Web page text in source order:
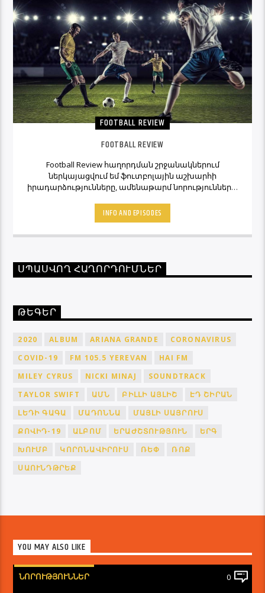
FOOTBALL REVIEW
FOOTBALL REVIEW
Football Review հաղորդման շրջանակներում
ներկայացվում եմ ֆուտբոլային աշխարհի
իրադարձությունները, ամենաթարմ նորությունները,
տեսակետները։ Հետևեք Լավագույնի եթերին եւ
Ֆուտբոլ Ռիվյու հաղորդաշարի միջոցով մշտապես
կլինեք ֆուտբոլային աշխարհի կիզակետում։
INFO AND EPISODES
ՍՊԱՍՎՈՂ ՀԱՂՈՐԴՈՒՄՆԵՐ
ԹԵԳԵՐ
2020 ALBUM ARIANA GRANDE
CORONAVIRUS
COVID-19
FM 105.5 YEREVAN
HAI FM
MILEY CYRUS
NICKI MINAJ
SOUNDTRACK
TAYLOR SWIFT
ԱՄՆ ԲԻԼԼԻ ԱՅԼԻՇ
ԷԴ ՇԻՐԱՆ
ԼԵԴԻ ԳԱԳԱ
ՄԱԴՈՆՆԱ
ՄԱՅԼԻ ՍԱՅՐՈՒՍ
ՔՈՎԻԴ-19
ԱԼԲՈՄ ԵՐԱԺՇՏՈՒԹՅՈՒՆ
ԵՐԳ
ԽՈՒՄԲ
ԿՈՐՈՆԱՎԻՐՈՒՍ ՌԵՓ
ՌՈՔ
ՍԱՈՒՆԴԹՐԵՔ
YOU MAY ALSO LIKE
ՆՈՐՈՒԹՅՈՒՆՆԵՐ 0